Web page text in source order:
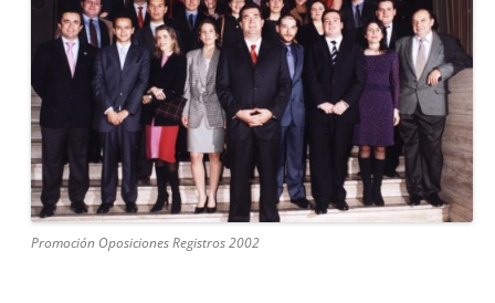
Promoción Oposiciones Registros 2002